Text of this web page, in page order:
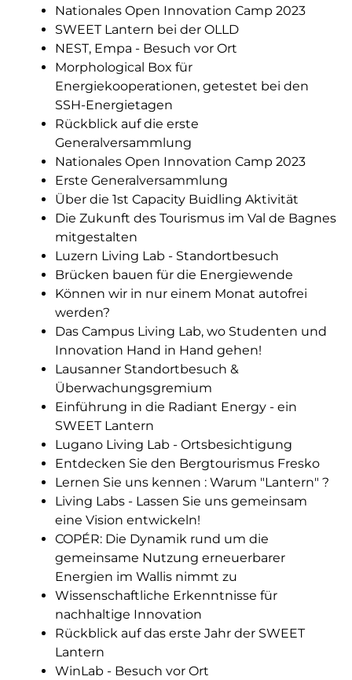
Nationales Open Innovation Camp 2023
SWEET Lantern bei der OLLD
NEST, Empa - Besuch vor Ort
Morphological Box für
Energiekooperationen, getestet bei den
SSH-Energietagen
Rückblick auf die erste
Generalversammlung
Nationales Open Innovation Camp 2023
Erste Generalversammlung
Über die 1st Capacity Buidling Aktivität
Die Zukunft des Tourismus im Val de Bagnes
mitgestalten
Luzern Living Lab - Standortbesuch
Brücken bauen für die Energiewende
Können wir in nur einem Monat autofrei
werden?
Das Campus Living Lab, wo Studenten und
Innovation Hand in Hand gehen!
Lausanner Standortbesuch &
Überwachungsgremium
Einführung in die Radiant Energy - ein
SWEET Lantern
Lugano Living Lab - Ortsbesichtigung
Entdecken Sie den Bergtourismus Fresko
Lernen Sie uns kennen : Warum "Lantern" ?
Living Labs - Lassen Sie uns gemeinsam
eine Vision entwickeln!
COPÉR: Die Dynamik rund um die
gemeinsame Nutzung erneuerbarer
Energien im Wallis nimmt zu
Wissenschaftliche Erkenntnisse für
nachhaltige Innovation
Rückblick auf das erste Jahr der SWEET
Lantern
WinLab - Besuch vor Ort